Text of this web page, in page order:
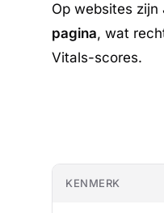
Op websites
pagina, wat
Vitals-scores.
KENMERK